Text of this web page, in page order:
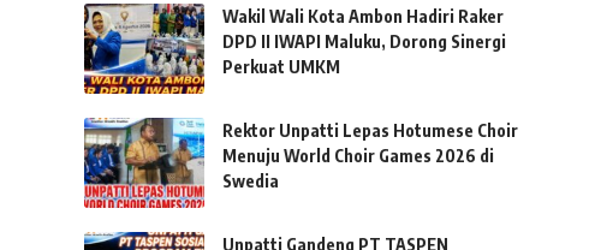
Wakil Wali Kota Ambon Hadiri Raker
DPD II IWAPI Maluku, Dorong Sinergi
Perkuat UMKM
Rektor Unpatti Lepas Hotumese Choir
Menuju World Choir Games 2026 di
Swedia
Unpatti Gandeng PT TASPEN